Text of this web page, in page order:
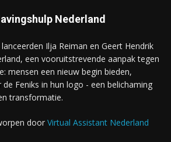
Nederland
Ilja Reiman en Geert Hendrik
een vooruitstrevende aanpak tegen
mensen een nieuw begin bieden,
Feniks in hun logo - een belichaming
transformatie.
door Virtual Assistant Nederland